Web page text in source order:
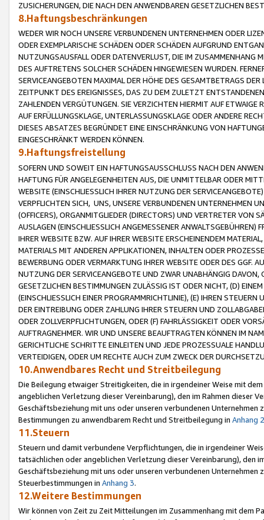
ZUSICHERUNGEN, DIE NACH DEN ANWENDBAREN GESETZLICHEN
8.Haftungsbeschränkungen
WEDER WIR NOCH UNSERE VERBUNDENEN UNTERNEHMEN ODER
ODER EXEMPLARISCHE SCHÄDEN ODER SCHÄDEN AUFGRUND
NUTZUNGSAUSFALL ODER DATENVERLUST, DIE IM ZUSAMMENHANG
DES AUFTRETENS SOLCHER SCHÄDEN HINGEWIESEN WURDEN.
SERVICEANGEBOTEN MAXIMAL DER HÖHE DES GESAMTBETRAGS
ZEITPUNKT DES EREIGNISSES, DAS ZU DEM ZULETZT
ZAHLENDEN VERGÜTUNGEN. SIE VERZICHTEN HIERMIT AUF
AUF ERFÜLLUNGSKLAGE, UNTERLASSUNGSKLAGE ODER ANDERE
DIESES ABSATZES BEGRÜNDET EINE EINSCHRÄNKUNG VON
EINGESCHRÄNKT WERDEN KÖNNEN.
9.Haftungsfreistellung
SOFERN UND SOWEIT EIN HAFTUNGSAUSSCHLUSS NACH DEN
HAFTUNG FÜR ANGELEGENHEITEN AUS, DIE UNMITTELBAR ODER
WEBSITE (EINSCHLIESSLICH IHRER NUTZUNG DER
VERPFLICHTEN SICH, UNS, UNSERE VERBUNDENEN UNTERNEHMEN
(OFFICERS), ORGANMITGLIEDER (DIRECTORS) UND VERTRETER VON
AUSLAGEN (EINSCHLIESSLICH ANGEMESSENER
IHRER WEBSITE BZW. AUF IHRER WEBSITE ERSCHEINENDEM
MATERIALS MIT ANDEREN APPLIKATIONEN, INHALTEN ODER
BEWERBUNG ODER VERMARKTUNG IHRER WEBSITE ODER DES GGF.
NUTZUNG DER SERVICEANGEBOTE UND ZWAR UNABHÄNGIG
GESETZLICHEN BESTIMMUNGEN ZULÄSSIG IST ODER NICHT, (D)
(EINSCHLIESSLICH EINER PROGRAMMRICHTLINIE), (E) IHREN
DER EINTREIBUNG ODER ZAHLUNG IHRER STEUERN UND
ODER ZOLLVERPFLICHTUNGEN, ODER (F) FAHRLÄSSIGKEIT ODER
AUFTRAGNEHMER. WIR UND UNSERE BEAUFTRAGTEN KÖNNEN IM
GERICHTLICHE SCHRITTE EINLEITEN UND JEDE PROZESSUALE
VERTEIDIGEN, ODER UM RECHTE AUCH ZUM ZWECK DER
10.Anwendbares Recht und Streitbeilegung
Die Beilegung etwaiger Streitigkeiten, die in irgendeiner Weise mit
angeblichen Verletzung dieser Vereinbarung), den im Rahmen dieser
Geschäftsbeziehung mit uns oder unseren verbundenen
Bestimmungen zu anwendbarem Recht und Streitbeilegung in Anhang 2
11.Steuern
Steuern und damit verbundene Verpflichtungen, die in irgendeiner
tatsächlichen oder angeblichen Verletzung dieser Vereinbarung), den
Geschäftsbeziehung mit uns oder unseren verbundenen
Steuerbestimmungen in Anhang 3.
12.Weitere Bestimmungen
Wir können von Zeit zu Zeit Mitteilungen im Zusammenhang mit dem